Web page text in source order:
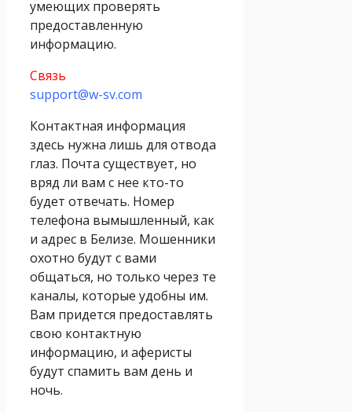
умеющих проверять
предоставленную
информацию.
Связь
support@w-sv.com
Контактная информация
здесь нужна лишь для отвода
глаз. Почта существует, но
вряд ли вам с нее кто-то
будет отвечать. Номер
телефона вымышленный, как
и адрес в Белизе. Мошенники
охотно будут с вами
общаться, но только через те
каналы, которые удобны им.
Вам придется предоставлять
свою контактную
информацию, и аферисты
будут спамить вам день и
ночь.